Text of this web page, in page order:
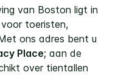
van Boston ligt in
toeristen,
ons adres bent u
Place; aan de
over tientallen